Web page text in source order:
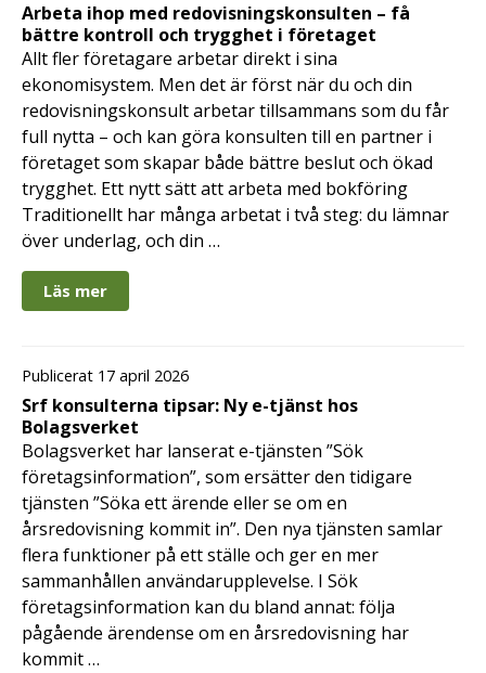
Arbeta ihop med redovisningskonsulten – få
bättre kontroll och trygghet i företaget
Allt fler företagare arbetar direkt i sina
ekonomisystem. Men det är först när du och din
redovisningskonsult arbetar tillsammans som du får
full nytta – och kan göra konsulten till en partner i
företaget som skapar både bättre beslut och ökad
trygghet. Ett nytt sätt att arbeta med bokföring
Traditionellt har många arbetat i två steg: du lämnar
över underlag, och din …
Läs mer
Publicerat 17 april 2026
Srf konsulterna tipsar: Ny e-tjänst hos
Bolagsverket
Bolagsverket har lanserat e-tjänsten ”Sök
företagsinformation”, som ersätter den tidigare
tjänsten ”Söka ett ärende eller se om en
årsredovisning kommit in”. Den nya tjänsten samlar
flera funktioner på ett ställe och ger en mer
sammanhållen användarupplevelse. I Sök
företagsinformation kan du bland annat: följa
pågående ärendense om en årsredovisning har
kommit …